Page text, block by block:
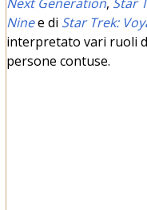
Ninee di Star Trek:
interpretato vari ruoli
persone contuse.